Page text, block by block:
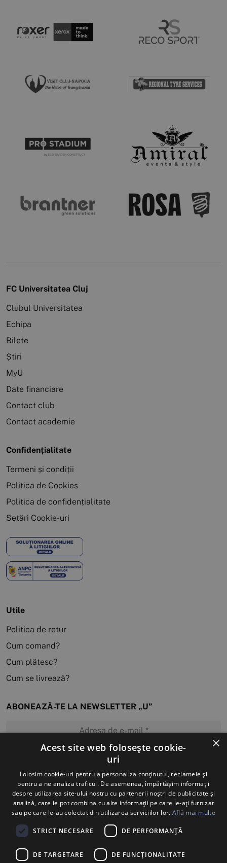
FC Universitatea Cluj
Clubul Universitatea
Echipa
Bilete
Știri
MyU
Date financiare
Contact club
Contact academie
Confidențialitate
Termeni și condiții
Politica de Cookies
Politica de confidențialitate
Setări Cookie-uri
Utile
Politica de retur
Cum comand?
Cum plătesc?
Cum se livrează?
ABONEAZĂ-TE LA NEWSLETTER „U”
MĂ ABONEZ
×
Acest site web folosește cookie-
uri
Folosim cookie-uri pentru a personaliza conținutul, reclamele și
pentru a ne analiza traficul. De asemenea, împărtășim informații
despre utilizarea site-ului nostru cu partenerii noștri de publicitate și
analiză, care le pot combina cu alte informații pe care le-ați furnizat
sau pe care le-au colectat din utilizarea serviciilor lor. Află mai multe
STRICT NECESARE DE PERFORMANȚĂ
DE TARGETARE DE FUNCŢIONALITATE